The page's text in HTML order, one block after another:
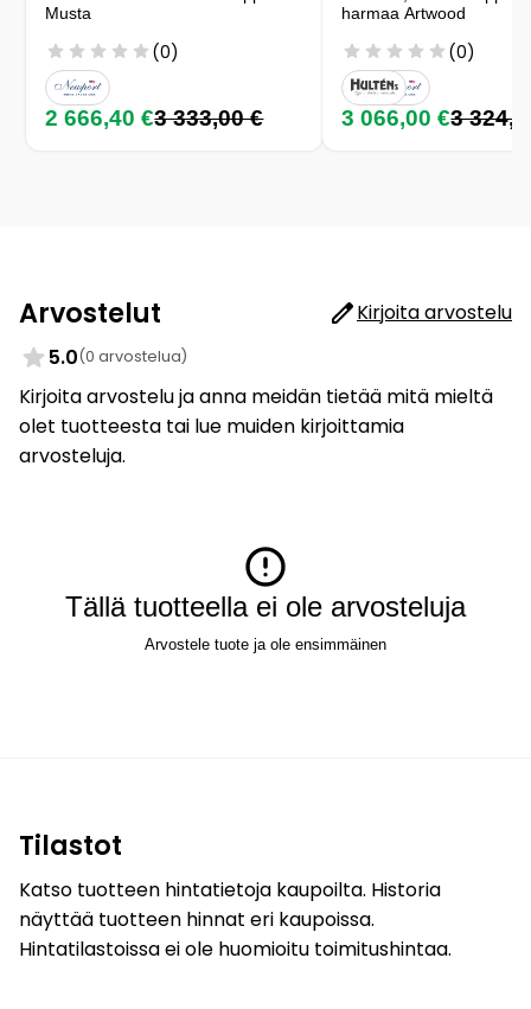
Musta
(0)
2 666,40 €3 333,00 €
harmaa Artwood
(0)
3 066,00 €3
Arvostelut
Kirjoita arvostelu
5.0(0 arvostelua)
Kirjoita arvostelu ja anna meidän tietää mitä mieltä
olet tuotteesta tai lue muiden kirjoittamia
arvosteluja.
Tällä tuotteella ei ole arvosteluja
Arvostele tuote ja ole ensimmäinen
Tilastot
Katso tuotteen hintatietoja kaupoilta. Historia
näyttää tuotteen hinnat eri kaupoissa.
Hintatilastoissa ei ole huomioitu toimitushintaa.